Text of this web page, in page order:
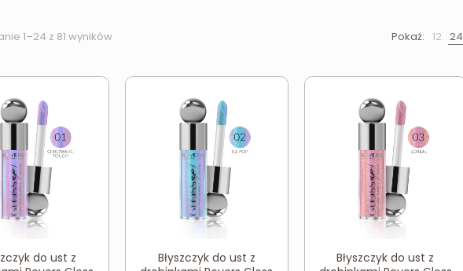
1–24 z 81 wyników Pokaż: 12 24
do ust z
Błyszczyk do ust z
Błyszczyk do ust z